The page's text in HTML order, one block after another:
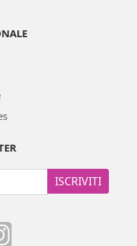
ISCRIVITI